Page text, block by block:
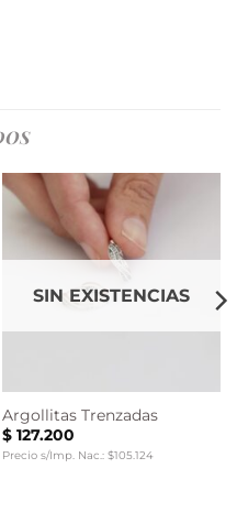
SIN EXISTENCIAS
Argollitas Trenzadas
$127.200
Precio s/Imp. Nac.: $105.124